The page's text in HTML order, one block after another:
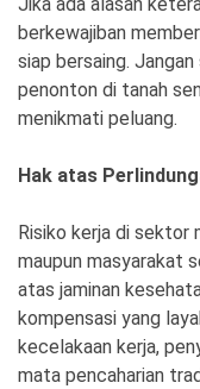
berkewajiban
siap bersaing.
penonton di tanah
menikmati peluang.
Hak atas
Risiko kerja di sektor
maupun masyarakat
atas jaminan
kompensasi yang
kecelakaan kerja,
mata pencaharian